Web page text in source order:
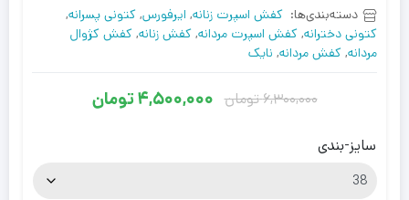
دسته‌بندی‌ها: کفش اسپرت زنانه, ایرفورس, کتونی پسرانه,
کتونی دخترانه, کفش اسپرت مردانه, کفش زنانه, کفش کژوال
مردانه, کفش مردانه, نایک
6,300,000تومان
قیمت
4,500,000تومان
قیمت
سایز-بندی